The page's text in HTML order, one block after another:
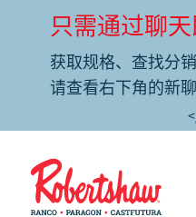
只需通过聊天
获取规格、查找分
请查看右下角的新聊